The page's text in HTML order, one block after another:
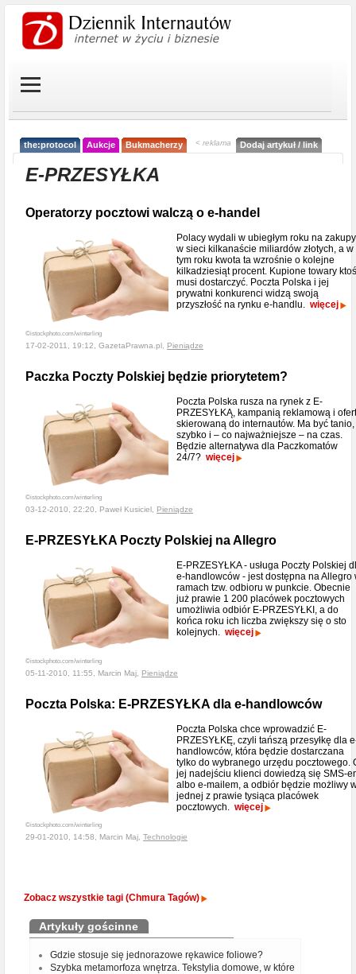
the:protocol Aukcje Bukmacherzy < reklama Dodaj artykuł / link
E-PRZESYŁKA
Operatorzy pocztowi walczą o e-handel
©istockphoto.com/winterling
Polacy wydali w ubiegłym roku na zakupy
w sieci kilkanaście miliardów złotych, a w
tym roku kwota ta wzrośnie o kolejne
kilkadziesiąt procent. Kupione towary ktoś
musi dostarczyć. Poczta Polska i jej
prywatni konkurenci widzą swoją
przyszłość na rynku e-handlu. więcej
17-02-2011, 19:12, GazetaPrawna.pl, Pieniądze
Paczka Poczty Polskiej będzie priorytetem?
©istockphoto.com/winterling
Poczta Polska rusza na rynek z E-
PRZESYŁKĄ, kampanią reklamową i
skierowaną do internautów. Ma być tanio,
szybko i – co najważniejsze – na czas.
Będzie alternatywa dla Paczkomatów
24/7? więcej
03-12-2010, 22:20, Paweł Kusiciel, Pieniądze
E-PRZESYŁKA Poczty Polskiej na Allegro
©istockphoto.com/winterling
E-PRZESYŁKA - usługa Poczty Polskiej
e-handlowców - jest dostępna na Allegro
ramach tzw. odbioru w punkcie. Obecnie
już prawie 1 200 placówek pocztowych
umożliwia odbiór E-PRZESYŁKI, a do
końca roku ich liczba zwiększy się o sto
kolejnych. więcej
05-11-2010, 11:55, Marcin Maj, Pieniądze
Poczta Polska: E-PRZESYŁKA dla e-handlowców
©istockphoto.com/winterling
Poczta Polska chce wprowadzić E-
PRZESYŁKĘ, czyli tańszą przesyłkę dla
handlowców, która będzie dostarczana
tylko do wybranego urzędu pocztowego.
jej nadejściu klienci dowiedzą się SMS-
albo e-mailem, a odbiór będzie możliwy
jednej z prawie tysiąca placówek
pocztowych. więcej
29-01-2010, 14:58, Marcin Maj, Technologie
Zobacz wszystkie tagi (Chmura Tagów)
Artykuły gościnne
Gdzie stosuje się jednorazowe rękawice foliowe?
Szybka metamorfoza wnętrza. Tekstylia domowe, w które